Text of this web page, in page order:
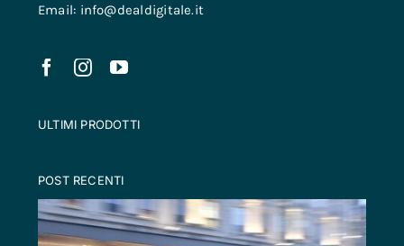
Email: info@dealdigitale.it
ULTIMI PRODOTTI
POST RECENTI